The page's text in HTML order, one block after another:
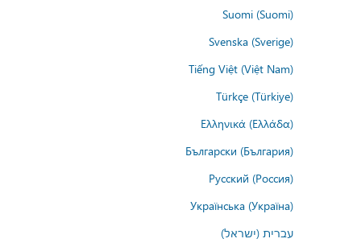
Suomi (Suomi)
Svenska (Sverige)
Tiếng Việt (Việt Nam)
Türkçe (Türkiye)
Ελληνικά (Ελλάδα)
Български (България)
Русский (Россия)
Українська (Україна)
עברית (ישראל)